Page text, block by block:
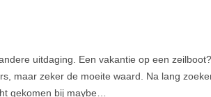
uitdaging. Een vakantie op een
maar zeker de moeite waard. Na lang
gekomen bij maybe…